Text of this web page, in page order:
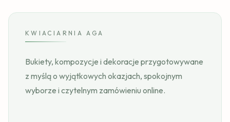
KWIACIARNIA AGA
Bukiety, kompozycje i dekoracje przygotowywane
z myślą o wyjątkowych okazjach, spokojnym
wyborze i czytelnym zamówieniu online.